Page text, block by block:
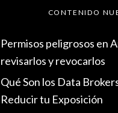
CONTENIDO
Permisos peligrosos en
revisarlos y revocarlos
Qué Son los Data
Reducir tu Exposición